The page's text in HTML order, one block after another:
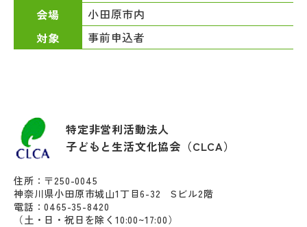
会場
小田原市内
対象
事前申込者
特定非営利活動法人
子どもと生活文化協会（CLCA）
住所：〒250-0045
神奈川県小田原市城山1丁目6-32 Sビル2階
電話：0465-35-8420
（土・日・祝日を除く10:00~17:00）